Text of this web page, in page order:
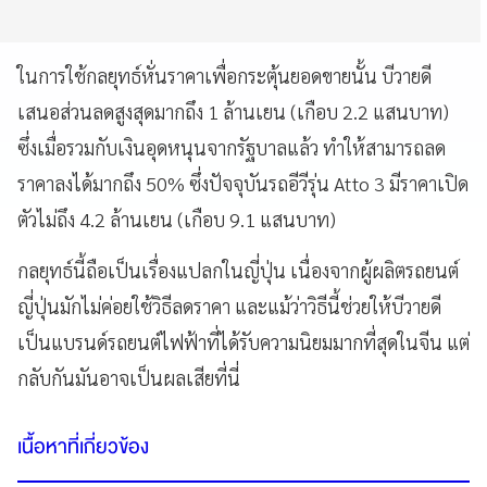
ในการใช้กลยุทธ์หั่นราคาเพื่อกระตุ้นยอดขายนั้น บีวายดี
เสนอส่วนลดสูงสุดมากถึง 1 ล้านเยน (เกือบ 2.2 แสนบาท)
ซึ่งเมื่อรวมกับเงินอุดหนุนจากรัฐบาลแล้ว ทำให้สามารถลด
ราคาลงได้มากถึง 50% ซึ่งปัจจุบันรถอีวีรุ่น Atto 3 มีราคาเปิด
ตัวไม่ถึง 4.2 ล้านเยน (เกือบ 9.1 แสนบาท)
กลยุทธ์นี้ถือเป็นเรื่องแปลกในญี่ปุ่น เนื่องจากผู้ผลิตรถยนต์
ญี่ปุ่นมักไม่ค่อยใช้วิธีลดราคา และแม้ว่าวิธีนี้ช่วยให้บีวายดี
เป็นแบรนด์รถยนต์ไฟฟ้าที่ได้รับความนิยมมากที่สุดในจีน แต่
กลับกันมันอาจเป็นผลเสียที่นี่
เนื้อหาที่เกี่ยวข้อง